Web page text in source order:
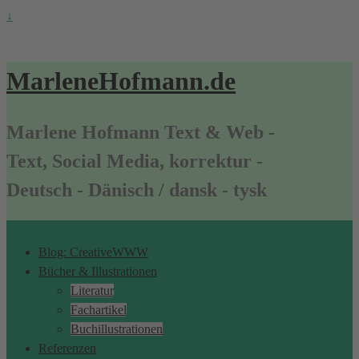
↓
MarleneHofmann.de
Marlene Hofmann Text & Web -
Text, Social Media, korrektur -
Deutsch - Dänisch / dansk - tysk
Blog: CreativeWWW
Bücher & Illustrationen
Literatur
Fachartikel
Buchillustrationen
Referenzen